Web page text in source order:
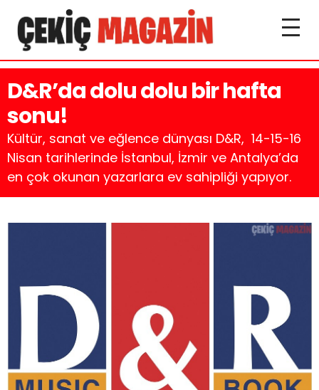
D&R’da dolu dolu bir hafta
sonu!
Kültür, sanat ve eğlence dünyası D&R, 14-15-16
Nisan tarihlerinde İstanbul, İzmir ve Antalya’da
en çok okunan yazarlara ev sahipliği yapıyor.